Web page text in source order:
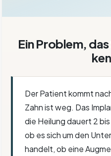
Ein Problem,
Der Patient kommt
Zahn ist weg. Das
die Heilung dauert 2
ob es sich um den
handelt, ob eine